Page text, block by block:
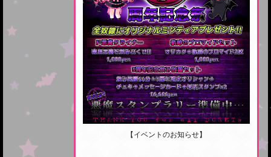
【イベントのお知らせ】